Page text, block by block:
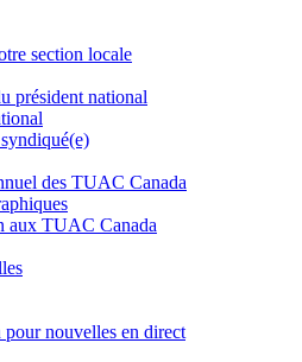
section locale
président national
des TUAC Canada
aux TUAC Canada
nouvelles en direct